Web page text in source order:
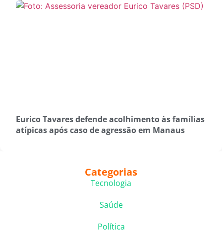
Eurico Tavares defende acolhimento às famílias
atípicas após caso de agressão em Manaus
Categorias
Tecnologia
Saúde
Política